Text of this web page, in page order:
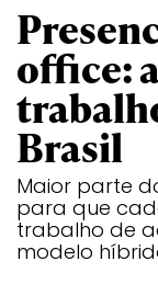
office:
Brasil
Maior parte
para que
trabalho de
modelo